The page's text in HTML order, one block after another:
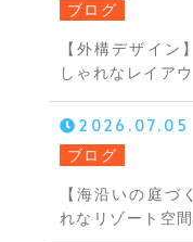
ブログ
【外構デザイン
しゃれなレイア
2026.07.05
ブログ
【海沿いの庭づ
れなリゾート空